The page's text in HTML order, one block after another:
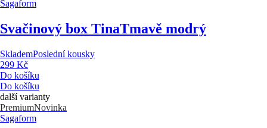
Sagaform
Svačinový box TinaTmavě modrý
SklademPoslední kousky
299 Kč
Do košíku
Do košíku
další varianty
PremiumNovinka
Sagaform